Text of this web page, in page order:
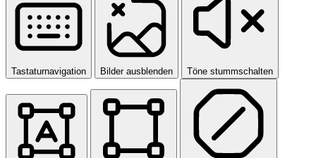
Tastaturnavigation Bilder ausblenden Töne stummschalten